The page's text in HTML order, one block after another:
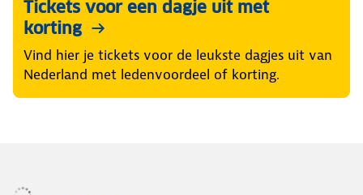
Tickets voor een dagje uit met
korting
Vind hier je tickets voor de leukste dagjes uit van
Nederland met ledenvoordeel of korting.